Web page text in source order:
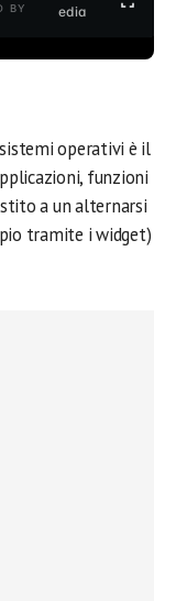
BY
edia
operativi è il
funzioni
a un alternarsi
tramite i widget)